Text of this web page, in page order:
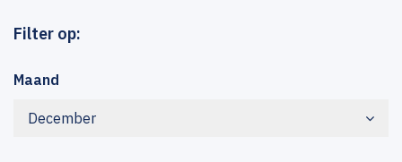
Filter op:
Maand
December